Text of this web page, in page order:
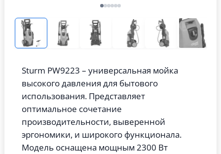
Sturm PW9223 – универсальная мойка
высокого давления для бытового
использования. Представляет
оптимальное сочетание
производительности, выверенной
эргономики, и широкого функционала.
Модель оснащена мощным 2300 Вт